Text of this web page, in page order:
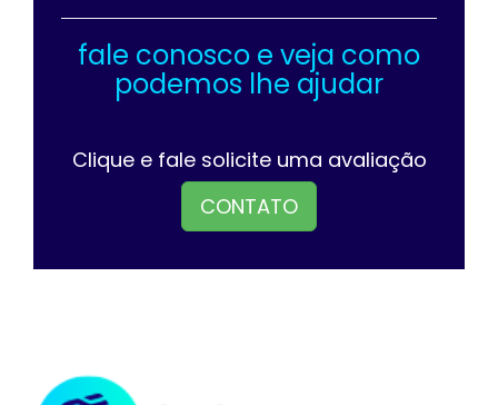
fale conosco e veja como
podemos lhe ajudar
Clique e fale solicite uma avaliação
CONTATO